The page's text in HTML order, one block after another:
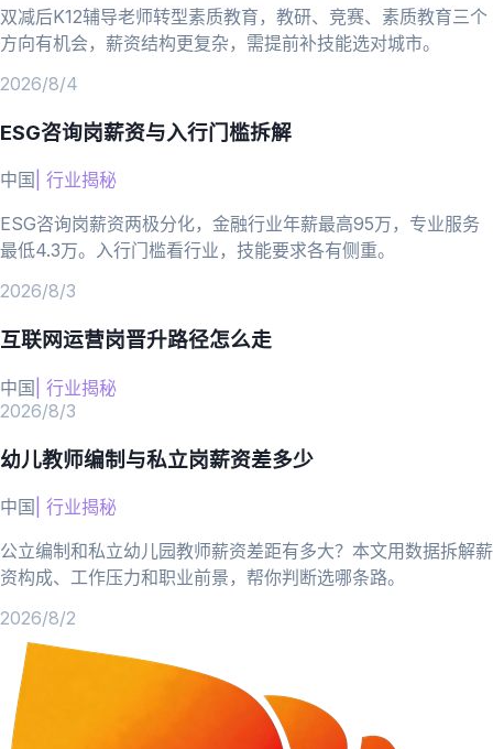
双减后K12辅导老师转型素质教育，教研、竞赛、素质教育三个
方向有机会，薪资结构更复杂，需提前补技能选对城市。
2026/8/4
ESG咨询岗薪资与入行门槛拆解
中国 行业揭秘
ESG咨询岗薪资两极分化，金融行业年薪最高95万，专业服务
最低4.3万。入行门槛看行业，技能要求各有侧重。
2026/8/3
互联网运营岗晋升路径怎么走
中国 行业揭秘
2026/8/3
幼儿教师编制与私立岗薪资差多少
中国 行业揭秘
公立编制和私立幼儿园教师薪资差距有多大？本文用数据拆解薪
资构成、工作压力和职业前景，帮你判断选哪条路。
2026/8/2